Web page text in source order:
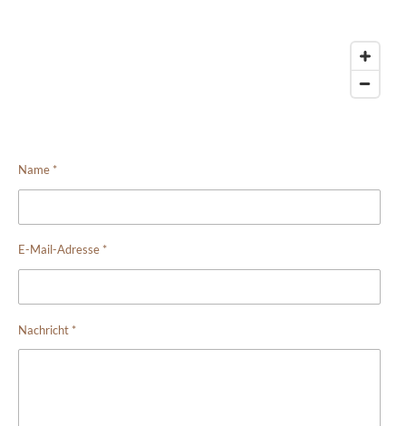
Name *
E-Mail-Adresse *
Nachricht *